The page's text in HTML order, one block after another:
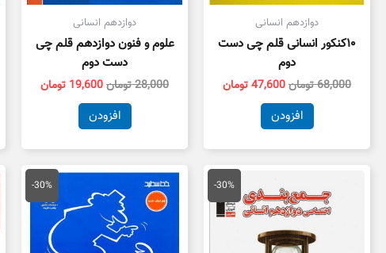
دوازدهم انسانی
۱۰کنکور انسانی قلم چی دست
دوم
68,000تومان47,600تومان
افزودن
دوازدهم انسانی
علوم و فنون دوازدهم قلم چی
دست دوم
28,000تومان19,600 تومان
افزودن
-30%
اصلی
24,000 تومان
بود.
قیمت
فعلی
16,800 تومان
است.
-30%
قیمت
25,000 تومان
بود.
قیمت
فعلی
است.